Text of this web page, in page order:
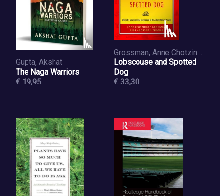
Gupta, Akshat
The Naga Warriors
€ 19,95
Grossman, Anne Chotzinoff, Thomas, Lisa Grossman
Lobscouse and Spotted
Dog
€ 33,30